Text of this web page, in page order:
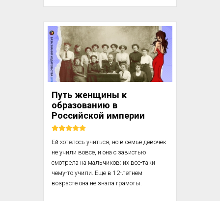
человечества. В настоящее время в
возрастающее количество людей —
историков, археологов, этнологов,
экономистов, социологов, психологов,
педагогов и т.д., — выполняющих для
общественных институтов ту же работу
творческого анализа, которую делали
полезных в жизни человека материалов
и механизмов. Эти...
Путь женщины к
образованию в
Российской империи
Ей хотелось учиться, но в семье девочек
не учили вовсе, и она с завистью
смотрела на мальчиков: их все-таки
чему-то учили. Еще в 12-летнем
возрасте она не знала грамоты.